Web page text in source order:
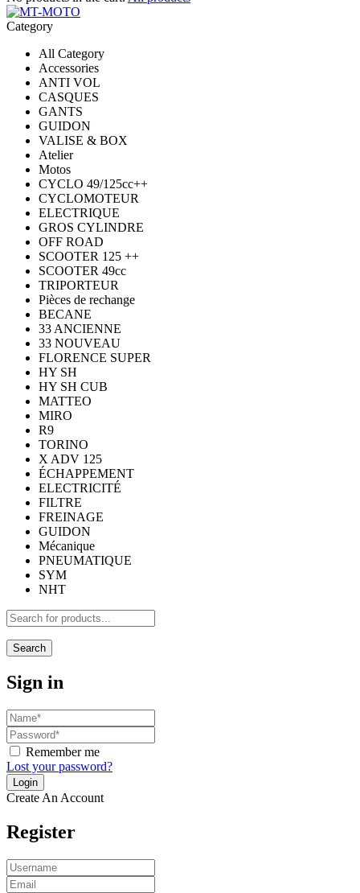
Category
All Category
Accessories
ANTI VOL
CASQUES
GANTS
GUIDON
VALISE & BOX
Atelier
Motos
CYCLO 49/125cc++
CYCLOMOTEUR
ELECTRIQUE
GROS CYLINDRE
OFF ROAD
SCOOTER 125 ++
SCOOTER 49cc
TRIPORTEUR
Pièces de rechange
BECANE
33 ANCIENNE
33 NOUVEAU
FLORENCE SUPER
HY SH
HY SH CUB
MATTEO
MIRO
R9
TORINO
X ADV 125
ÉCHAPPEMENT
ELECTRICITÉ
FILTRE
FREINAGE
GUIDON
Mécanique
PNEUMATIQUE
SYM
NHT
Search
Sign in
Remember me
Lost your password?
Create An Account
Register